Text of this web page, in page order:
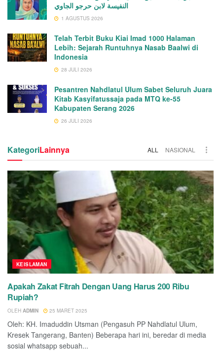
النفيسة لابن حرجو الجاوي
1 AGUSTUS 2026
Telah Terbit Buku Kiai Imad 1000 Halaman
Lebih: Sejarah Runtuhnya Nasab Baalwi di
Indonesia
28 JULI 2026
Pesantren Nahdlatul Ulum Sabet Seluruh Juara
Kitab Kasyifatussaja pada MTQ ke-55
Kabupaten Serang 2026
26 JULI 2026
KategoriLainnya ALL NASIONAL
KEISLAMAN
Apakah Zakat Fitrah Dengan Uang Harus 200 Ribu
Rupiah?
OLEH ADMIN 25 MARET 2025
Oleh: KH. Imaduddin Utsman (Pengasuh PP Nahdlatul Ulum,
Kresek Tangerang, Banten) Beberapa hari ini, beredar di media
sosial whatsapp sebuah...